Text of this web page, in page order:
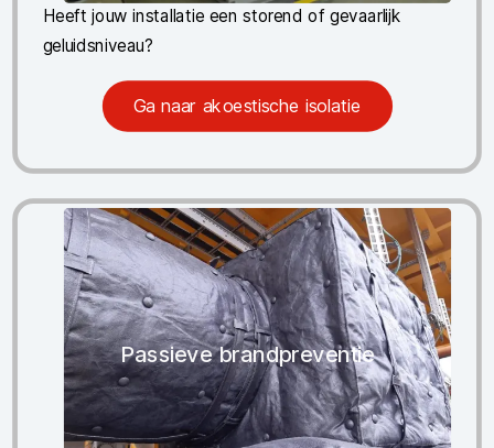
Heeft jouw installatie een storend of gevaarlijk
geluidsniveau?
Ga naar akoestische isolatie
Passieve brandpreventie